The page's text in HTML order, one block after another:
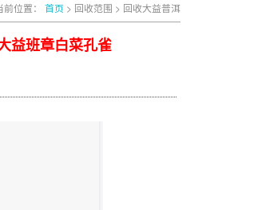
前位置： 首页 > 回收范围 > 回收大益普洱
益班章白菜孔雀